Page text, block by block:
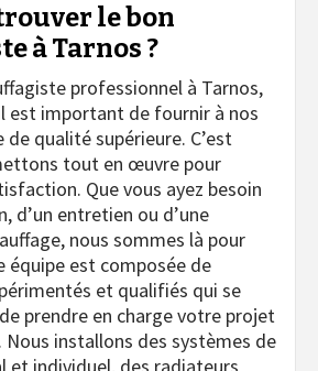
le bon
à Tarnos ?
professionnel à Tarnos,
est important de fournir à nos
de qualité supérieure. C’est
tout en œuvre pour
Que vous ayez besoin
d’un entretien ou d’une
nous sommes là pour
équipe est composée de
et qualifiés qui se
prendre en charge votre projet
installons des systèmes de
et individuel, des radiateurs